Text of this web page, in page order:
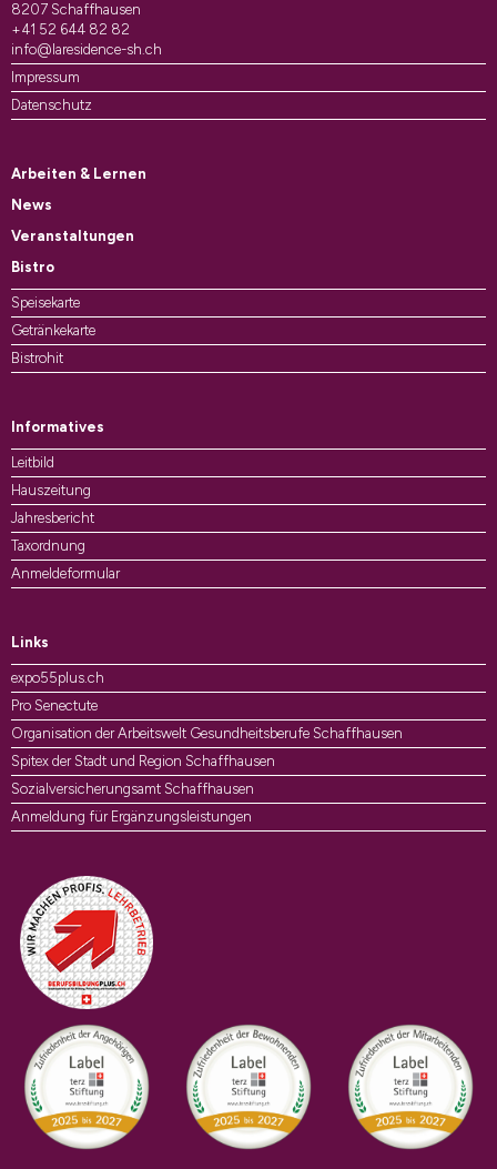
8207 Schaffhausen
+41 52 644 82 82
info@laresidence-sh.ch
Impressum
Datenschutz
Arbeiten & Lernen
News
Veranstaltungen
Bistro
Speisekarte
Getränkekarte
Bistrohit
Informatives
Leitbild
Hauszeitung
Jahresbericht
Taxordnung
Anmeldeformular
Links
expo55plus.ch
Pro Senectute
Organisation der Arbeitswelt Gesundheitsberufe Schaffhausen
Spitex der Stadt und Region Schaffhausen
Sozialversicherungsamt Schaffhausen
Anmeldung für Ergänzungsleistungen
Auszeichnungen